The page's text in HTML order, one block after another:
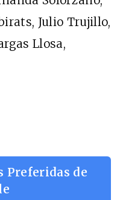
Julio Trujillo,
Llosa,
Preferidas de